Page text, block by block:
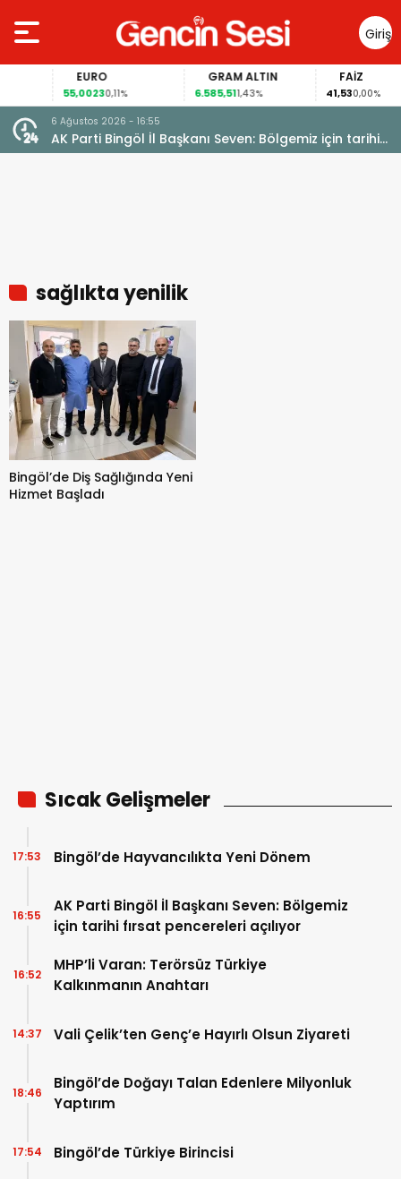
Giriş
Yap
EURO
55,00230,11%
GRAM ALTIN
6.585,511,43%
FAİZ
41,530,00%
6 Ağustos 2026 - 16:55
AK Parti Bingöl İl Başkanı Seven: Bölgemiz için tarihi
fırsat pencereleri açılıyor
sağlıkta yenilik
Bingöl’de Diş Sağlığında Yeni
Hizmet Başladı
Sıcak Gelişmeler
Bingöl’de Hayvancılıkta Yeni Dönem
17:53
AK Parti Bingöl İl Başkanı Seven: Bölgemiz
için tarihi fırsat pencereleri açılıyor
16:55
MHP’li Varan: Terörsüz Türkiye
Kalkınmanın Anahtarı
16:52
Vali Çelik’ten Genç’e Hayırlı Olsun Ziyareti
14:37
Bingöl’de Doğayı Talan Edenlere Milyonluk
Yaptırım
18:46
Bingöl’de Türkiye Birincisi
17:54